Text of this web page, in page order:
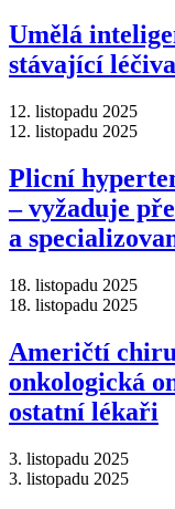
Umělá
stávající
12. listopadu 2025
12. listopadu 2025
Plicní
–⁠ vyžaduje
a
18. listopadu 2025
18. listopadu 2025
Američtí
onkologická
ostatní lékaři
3. listopadu 2025
3. listopadu 2025